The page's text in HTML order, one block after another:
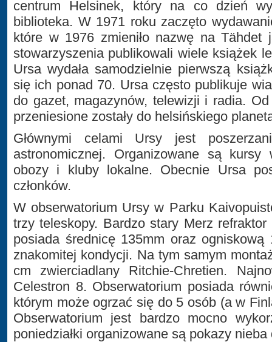
centrum Helsinek, który na co dzień
biblioteka. W 1971 roku zaczęto
które w 1976 zmieniło nazwę na Tähdet
stowarzyszenia publikowali wiele książek
Ursa wydała samodzielnie pierwszą
się ich ponad 70. Ursa często publikuje
do gazet, magazynów, telewizji i radia.
przeniesione zostały do helsińskiego
Głównymi celami Ursy jest
astronomicznej. Organizowane są kursy
obozy i kluby lokalne. Obecnie Ursa
członków.
W obserwatorium Ursy w Parku
trzy teleskopy. Bardzo stary Merz
posiada średnicę 135mm oraz
znakomitej kondycji. Na tym samym
cm zwierciadlany Ritchie-Chretien.
Celestron 8. Obserwatorium posiada
którym może ogrzać się do 5 osób (a w
Obserwatorium jest bardzo mocno
poniedziałki organizowane są pokazy